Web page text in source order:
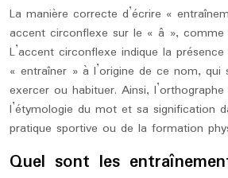
La manière correcte d’écrire «
accent circonflexe sur le « â », comme
L’accent circonflexe indique la
« entraîner » à l’origine de ce nom, qui
exercer ou habituer. Ainsi,
l’étymologie du mot et sa signification
pratique sportive ou de la formation
Quel sont les